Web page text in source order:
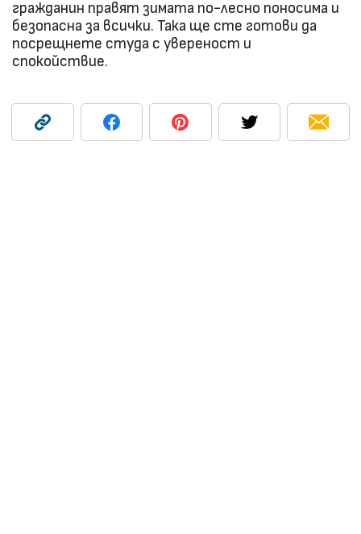
гражданин правят зимата по-лесно поносима и
безопасна за всички. Така ще сте готови да
посрещнете студа с увереност и
спокойствие.